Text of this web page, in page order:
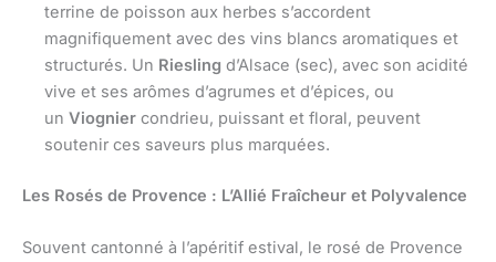
terrine de poisson aux herbes s’accordent
magnifiquement avec des vins blancs aromatiques et
structurés. Un Riesling d’Alsace (sec), avec son acidité
vive et ses arômes d’agrumes et d’épices, ou
un Viognier condrieu, puissant et floral, peuvent
soutenir ces saveurs plus marquées.
Les Rosés de Provence : L’Allié Fraîcheur et Polyvalence
Souvent cantonné à l’apéritif estival, le rosé de Provence